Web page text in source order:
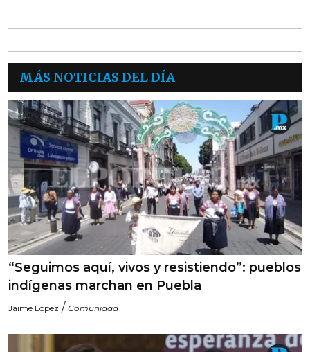
MÁS NOTICIAS DEL DÍA
“Seguimos aquí, vivos y resistiendo”: pueblos
indígenas marchan en Puebla
Jaime López / Comunidad